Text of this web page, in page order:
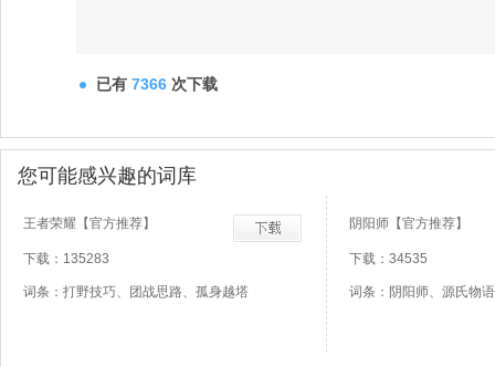
已有 7366 次下载
您可能感兴趣的词库
王者荣耀【官方推荐】
下载：135283
词条：打野技巧、团战思路、孤身越塔
阴阳师【官方推荐】
下载：34535
词条：阴阳师、源氏物